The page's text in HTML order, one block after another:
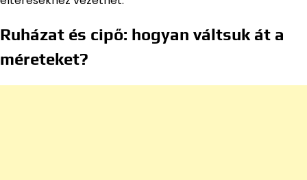
Ruházat és cipő: hogyan váltsuk át a
méreteket?